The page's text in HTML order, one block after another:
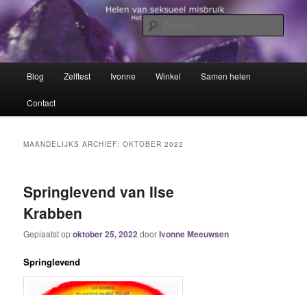
Spring
naar
de
primaire
inhoud
Spring
naar
de
secundaire
inhoudHelen van seksueel misbruik
Het trauma voorbij!
Blog Zelftest Ivonne Winkel Samen helen
Contact
MAANDELIJKS ARCHIEF:OKTOBER 2022
Springlevend van Ilse
Krabben
Geplaatst opoktober 25, 2022doorIvonne Meeuwsen
Springlevend